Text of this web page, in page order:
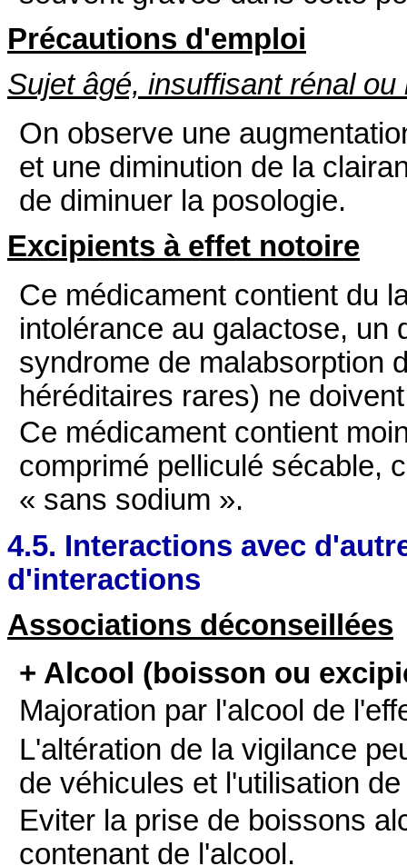
Précautions d'emploi
Sujet âgé, insuffisant rénal ou
On observe une
et une diminution de la
de diminuer la posologie.
Excipients à effet notoire
Ce médicament contient du
intolérance au galactose, un
syndrome de malabsorption
héréditaires rares) ne
Ce médicament contient
comprimé pelliculé sécable,
« sans sodium ».
4.5. Interactions avec
d'interactions
Associations déconseillées
+ Alcool (boisson ou
Majoration par l'alcool de
L'altération de la vigilance
de véhicules et l'utilisation
Eviter la prise de boissons
contenant de l'alcool.